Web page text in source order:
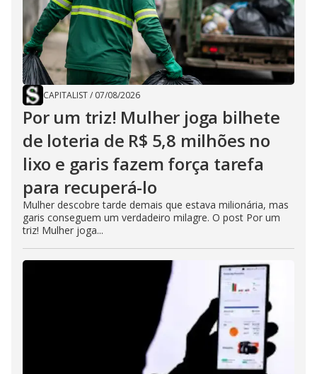
CAPITALIST/ 07/08/2026
Por um triz! Mulher joga bilhete
de loteria de R$ 5,8 milhões no
lixo e garis fazem força tarefa
para recuperá-lo
Mulher descobre tarde demais que estava milionária, mas
garis conseguem um verdadeiro milagre. O post Por um
triz! Mulher joga...